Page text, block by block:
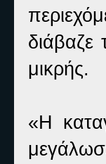
διάβαζε
μικρής.
«Η